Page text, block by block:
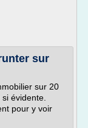
sur
sur 20
évidente.
pour y voir